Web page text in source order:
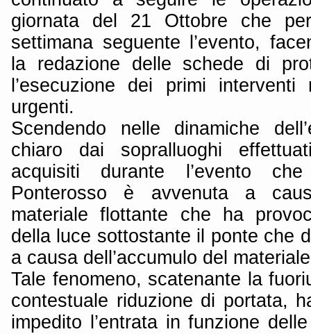
giornata del 21 Ottobre che
settimana seguente l’evento,
la redazione delle schede di
l’esecuzione dei primi
urgenti.
Scendendo nelle dinamiche
chiaro dai sopralluoghi
acquisiti durante l’evento che
Ponterosso è avvenuta a
materiale flottante che ha
della luce sottostante il ponte che
a causa dell’accumulo del
Tale fenomeno, scatenante la
contestuale riduzione di portata,
impedito l’entrata in funzione